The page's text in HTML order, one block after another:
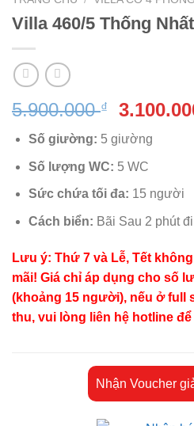
Villa 460/5 Thống Nhất
5.900.000₫
Giá
gốc
là:
Số giường: 5 giường
Số lượng WC: 5 WC
Sức chứa tối đa: 15 người
Cách biển: Bãi Sau 2 phút
Lưu ý: Thứ 7 và Lễ, Tết
mãi! Giá chỉ áp dụng cho số
(khoảng 15 người), nếu ở full
thu, vui lòng liên hệ hotline
Nhận Voucher